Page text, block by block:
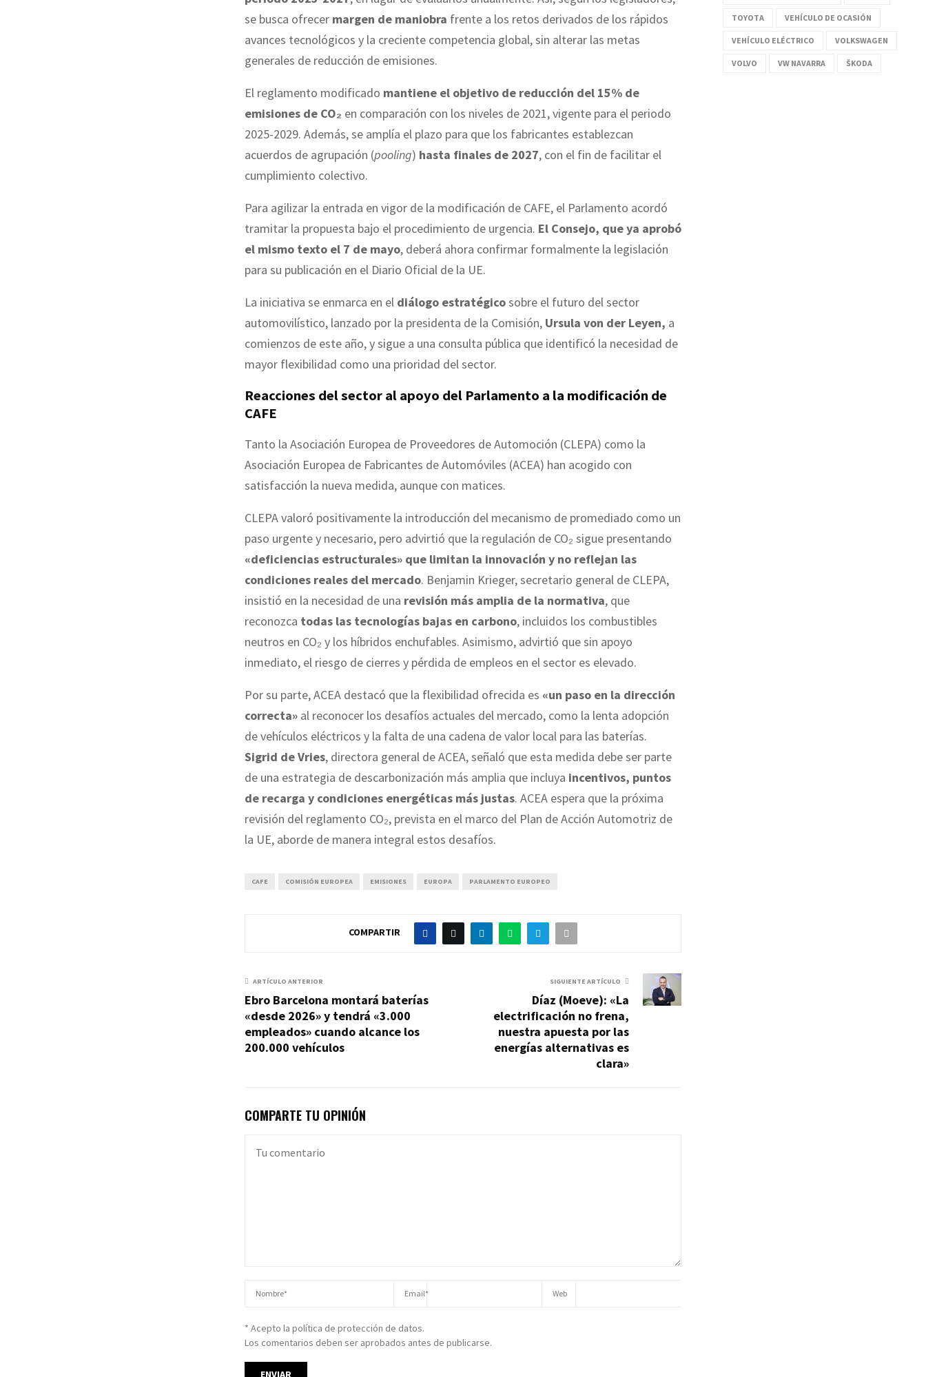
se busca ofrecer margen de maniobra frente a los retos derivados de los rápidos
avances tecnológicos y la creciente competencia global, sin alterar las metas
generales de reducción de emisiones.
El reglamento modificado mantiene el objetivo de reducción del 15% de
emisiones de CO₂ en comparación con los niveles de 2021, vigente para el periodo
2025-2029. Además, se amplía el plazo para que los fabricantes establezcan
acuerdos de agrupación (pooling) hasta finales de 2027, con el fin de facilitar el
cumplimiento colectivo.
Para agilizar la entrada en vigor de la modificación de CAFE, el Parlamento acordó
tramitar la propuesta bajo el procedimiento de urgencia. El Consejo, que ya aprobó
el mismo texto el 7 de mayo, deberá ahora confirmar formalmente la legislación
para su publicación en el Diario Oficial de la UE.
La iniciativa se enmarca en el diálogo estratégicosobre el futuro del sector
automovilístico, lanzado por la presidenta de la Comisión, Ursula von der Leyen, a
comienzos de este año, y sigue a una consulta pública que identificó la necesidad de
mayor flexibilidad como una prioridad del sector.
Reacciones del sector al apoyo del Parlamento a la modificación de
CAFE
Tanto la Asociación Europea de Proveedores de Automoción (CLEPA) como la
Asociación Europea de Fabricantes de Automóviles (ACEA) han acogido con
satisfacción la nueva medida, aunque con matices.
CLEPA valoró positivamente la introducción del mecanismo de promediado como un
paso urgente y necesario, pero advirtió que la regulación de CO₂ sigue presentando
«deficiencias estructurales» que limitan la innovación y no reflejan las
condiciones reales del mercado. Benjamin Krieger, secretario general de CLEPA,
insistió en la necesidad de una revisión más amplia de la normativa, que
reconozca todas las tecnologías bajas en carbono, incluidos los combustibles
neutros en CO₂ y los híbridos enchufables. Asimismo, advirtió que sin apoyo
inmediato, el riesgo de cierres y pérdida de empleos en el sector es elevado.
Por su parte, ACEA destacó que la flexibilidad ofrecida es «un paso en la dirección
correcta» al reconocer los desafíos actuales del mercado, como la lenta adopción
de vehículos eléctricos y la falta de una cadena de valor local para las baterías.
Sigrid de Vries, directora general de ACEA, señaló que esta medida debe ser parte
de una estrategia de descarbonización más amplia que incluya incentivos, puntos
de recarga y condiciones energéticas más justas. ACEA espera que la próxima
revisión del reglamento CO₂, prevista en el marco del Plan de Acción Automotriz de
la UE, aborde de manera integral estos desafíos.
CAFE COMISIÓN EUROPEA EMISIONES EUROPA PARLAMENTO EUROPEO
COMPARTIR
ARTÍCULO ANTERIOR
Ebro Barcelona montará baterías
«desde 2026» y tendrá «3.000
empleados» cuando alcance los
200.000 vehículos
SIGUIENTE ARTÍCULO
Díaz (Moeve): «La
electrificación no frena,
nuestra apuesta por las
energías alternativas es
clara»
COMPARTE TU OPINIÓN
* Acepto la política de protección de datos.
Los comentarios deben ser aprobados antes de publicarse.
TOYOTA VEHÍCULO DE OCASIÓN
VEHÍCULO ELÉCTRICO VOLKSWAGEN
VOLVO VW NAVARRA ŠKODA